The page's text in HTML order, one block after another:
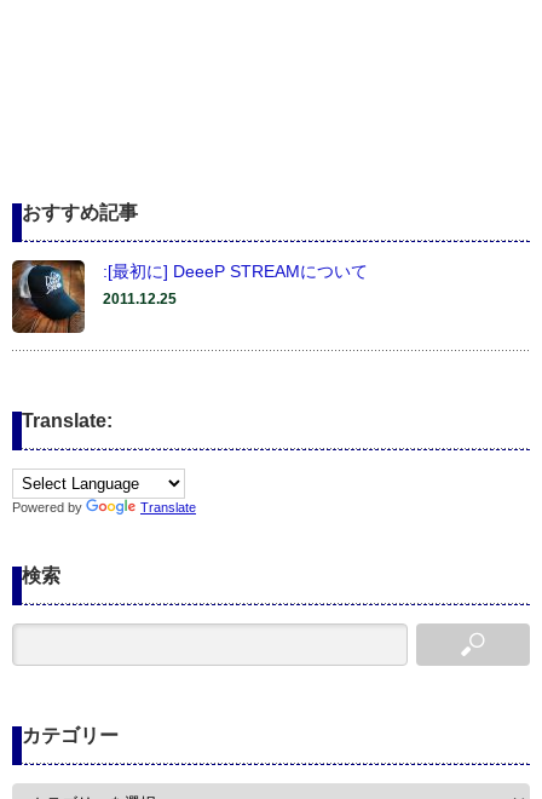
おすすめ記事
:[最初に] DeeeP STREAMについて
2011.12.25
Translate:
Powered by Translate
検索
カテゴリー
カ